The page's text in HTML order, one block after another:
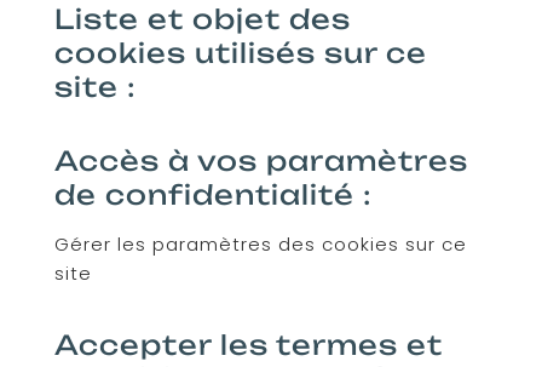
Liste et objet des
cookies utilisés sur ce
site :
Accès à vos paramètres
de confidentialité :
Gérer les paramètres des cookies sur ce
site
Accepter les termes et